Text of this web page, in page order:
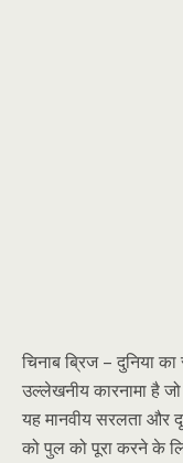
चिनाब ब्रिज – दुनिया
उल्लेखनीय कारनामा है
यह मानवीय सरलता और
को पुल को पूरा करने के